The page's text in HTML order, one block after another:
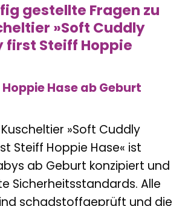
gestellte Fragen zu
»Soft Cuddly
first Steiff Hoppie
Hase ab Geburt
»Soft Cuddly
Steiff Hoppie Hase« ist
ab Geburt konzipiert und
Sicherheitsstandards. Alle
schadstoffgeprüft und die